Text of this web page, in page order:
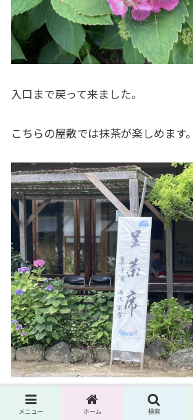
入口まで戻って来ました。
こちらの屋敷では抹茶が楽しめます。
抹茶とお菓子（５５０円）
メニュー ホーム 検索